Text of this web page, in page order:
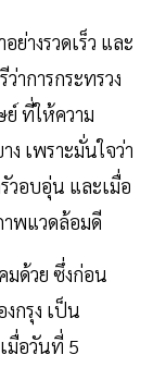
ย่างรวดเร็ว และ
าการกระทรวง
ที่ให้ความ
เพราะมั่นใจว่า
วอบอุ่น และเมื่อ
พแวดล้อมดี
มด้วย ซึ่งก่อน
กรุง เป็น
มื่อวันที่ 5